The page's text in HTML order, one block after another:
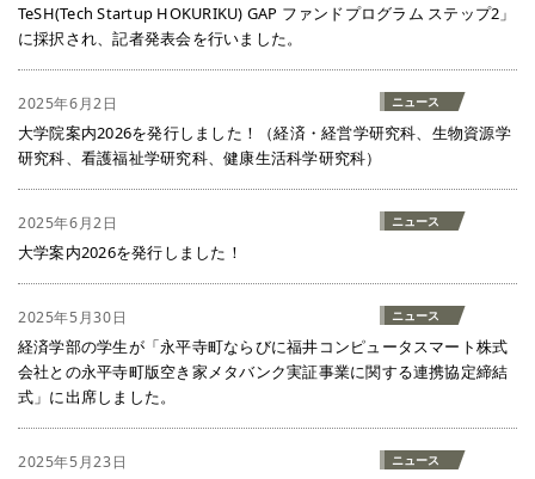
TeSH(Tech Startup HOKURIKU) GAP ファンドプログラム ステップ2」
に採択され、記者発表会を行いました。
2025年6月2日 ニュース
大学院案内2026を発行しました！（経済・経営学研究科、生物資源学
研究科、看護福祉学研究科、健康生活科学研究科）
2025年6月2日 ニュース
大学案内2026を発行しました！
2025年5月30日 ニュース
経済学部の学生が「永平寺町ならびに福井コンピュータスマート株式
会社との永平寺町版空き家メタバンク実証事業に関する連携協定締結
式」に出席しました。
2025年5月23日 ニュース